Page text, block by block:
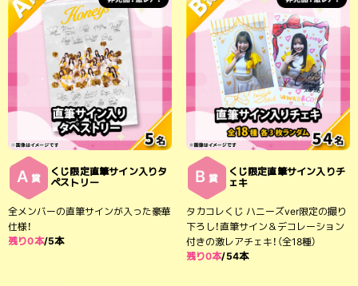
A 賞
くじ限定直筆サイン入りタ
ペストリー
全メンバーの直筆サインが入った豪華
仕様！
残り0本/5本
B 賞
くじ限定直筆サイン入りチ
ェキ
タカコレくじ ハニーズver限定の撮り
下ろし！直筆サイン＆デコレーション
付きの激レアチェキ！（全18種）
残り0本/54本